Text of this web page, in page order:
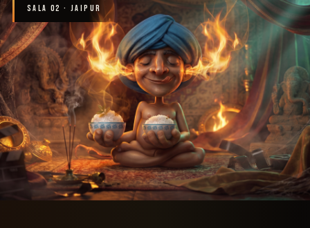
SALA 02 · JAIPUR